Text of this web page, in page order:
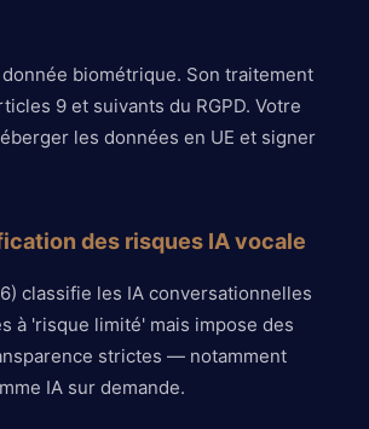
biométrique. Son traitement
9 et suivants du RGPD. Votre
les données en UE et signer
des risques IA vocale
classifie les IA conversationnelles
à 'risque limité' mais impose des
strictes — notamment
IA sur demande.